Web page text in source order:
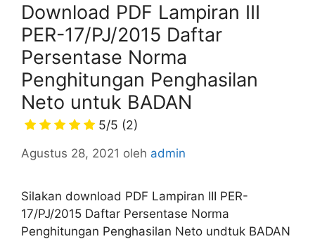
Download PDF Lampiran III
PER-17/PJ/2015 Daftar
Persentase Norma
Penghitungan Penghasilan
Neto untuk BADAN
5/5 (2)
Agustus 28, 2021 oleh admin
Silakan download PDF Lampiran III PER-
17/PJ/2015 Daftar Persentase Norma
Penghitungan Penghasilan Neto undtuk BADAN